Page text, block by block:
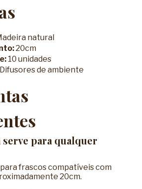
natural
20cm
10 unidades
Difusores de ambiente
serve para qualquer
para frascos compatíveis com
20cm.